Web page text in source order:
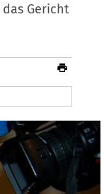
Gericht